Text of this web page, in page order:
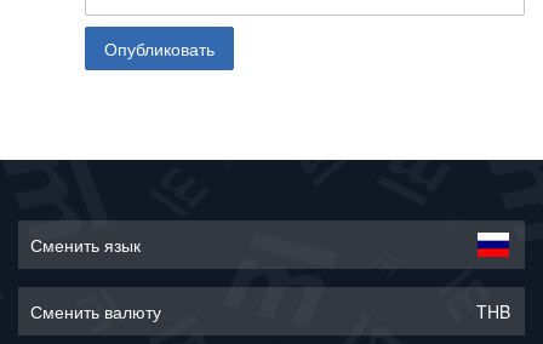
Опубликовать
Сменить язык
Сменить валюту THB